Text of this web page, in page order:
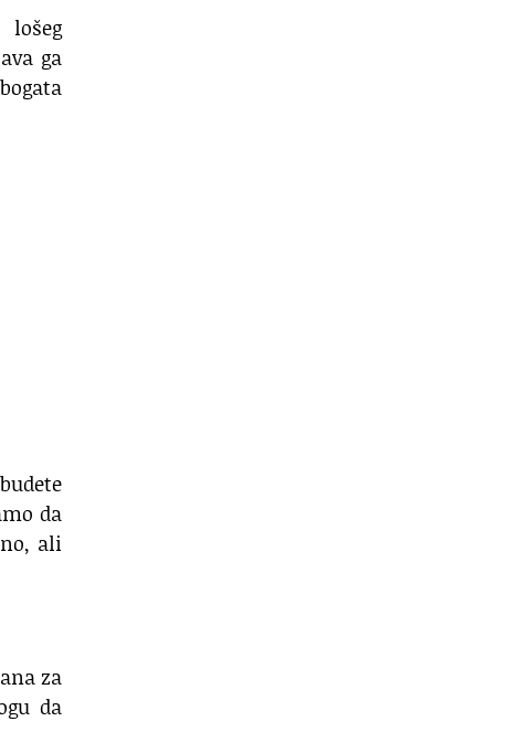
ga
da
ali
za
da